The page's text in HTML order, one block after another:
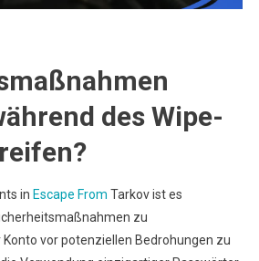
des Wipe-
in Escape From Tarkov ist es
zu
vor potenziellen Bedrohungen zu